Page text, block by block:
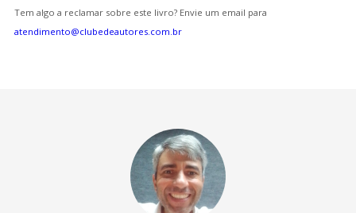
Tem algo a reclamar sobre este livro? Envie um email para
atendimento@clubedeautores.com.br